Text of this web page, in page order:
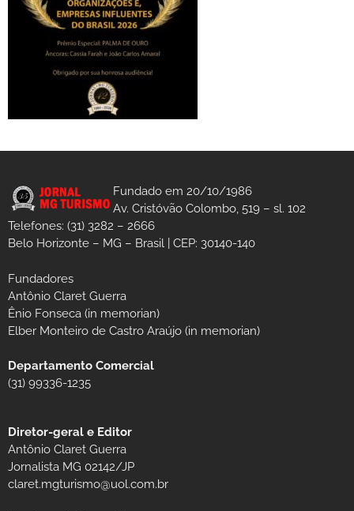
Fundado em 20/10/1986
Av. Cristóvão Colombo, 519 – sl. 102
Telefones: (31) 3282 – 2666
Belo Horizonte – MG – Brasil | CEP: 30140-140
Fundadores
Antônio Claret Guerra
Ênio Fonseca (in memorian)
Elber Monteiro de Castro Araújo (in memorian)
Departamento Comercial
(31) 99336-1235
Diretor-geral e Editor
Antônio Claret Guerra
Jornalista MG 02142/JP
claret.mgturismo@uol.com.br